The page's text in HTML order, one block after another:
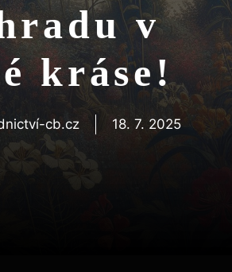
v
kráse!
cb.cz 18. 7. 2025